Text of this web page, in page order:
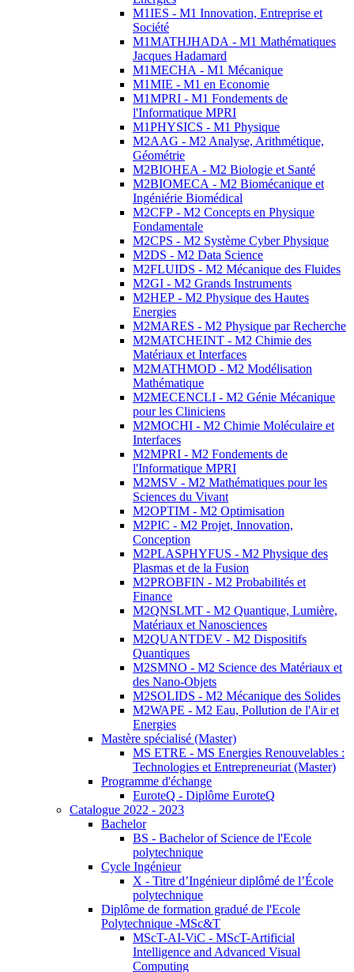
M1IES - M1 Innovation, Entreprise et
Société
M1MATHJHADA - M1 Mathématiques
Jacques Hadamard
M1MECHA - M1 Mécanique
M1MIE - M1 en Economie
M1MPRI - M1 Fondements de
l'Informatique MPRI
M1PHYSICS - M1 Physique
M2AAG - M2 Analyse, Arithmétique,
Géométrie
M2BIOHEA - M2 Biologie et Santé
M2BIOMECA - M2 Biomécanique et
Ingéniérie Biomédical
M2CFP - M2 Concepts en Physique
Fondamentale
M2CPS - M2 Système Cyber Physique
M2DS - M2 Data Science
M2FLUIDS - M2 Mécanique des Fluides
M2GI - M2 Grands Instruments
M2HEP - M2 Physique des Hautes
Energies
M2MARES - M2 Physique par Recherche
M2MATCHEINT - M2 Chimie des
Matériaux et Interfaces
M2MATHMOD - M2 Modélisation
Mathématique
M2MECENCLI - M2 Génie Mécanique
pour les Cliniciens
M2MOCHI - M2 Chimie Moléculaire et
Interfaces
M2MPRI - M2 Fondements de
l'Informatique MPRI
M2MSV - M2 Mathématiques pour les
Sciences du Vivant
M2OPTIM - M2 Optimisation
M2PIC - M2 Projet, Innovation,
Conception
M2PLASPHYFUS - M2 Physique des
Plasmas et de la Fusion
M2PROBFIN - M2 Probabilités et
Finance
M2QNSLMT - M2 Quantique, Lumière,
Matériaux et Nanosciences
M2QUANTDEV - M2 Dispositifs
Quantiques
M2SMNO - M2 Science des Matériaux et
des Nano-Objets
M2SOLIDS - M2 Mécanique des Solides
M2WAPE - M2 Eau, Pollution de l'Air et
Energies
Mastère spécialisé (Master)
MS ETRE - MS Energies Renouvelables :
Technologies et Entrepreneuriat (Master)
Programme d'échange
EuroteQ - Diplôme EuroteQ
Catalogue 2022 - 2023
Bachelor
BS - Bachelor of Science de l'Ecole
polytechnique
Cycle Ingénieur
X - Titre d’Ingénieur diplômé de l’École
polytechnique
Diplôme de formation gradué de l'Ecole
Polytechnique -MSc&T
MScT-AI-ViC - MScT-Artificial
Intelligence and Advanced Visual
Computing